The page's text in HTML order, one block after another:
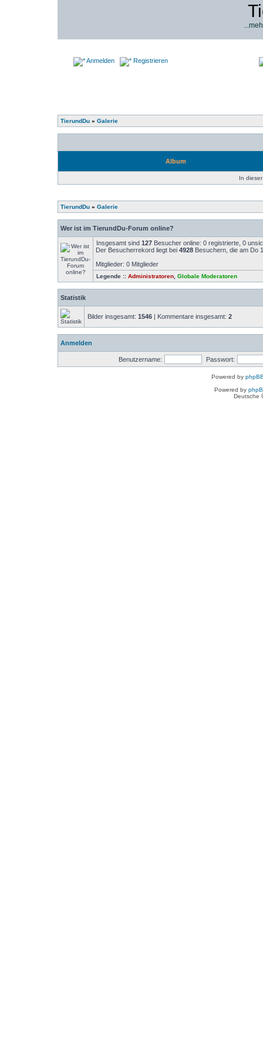
Anmelden Registrieren
TierundDu » Galerie
Album
In
TierundDu » Galerie
Wer ist im TierundDu-Forum online?
Insgesamt sind 127 Besucher online: 0 registrierte, 0
Der Besucherrekord liegt bei 4928 Besuchern, die am Do
Mitglieder: 0 Mitglieder
Legende :: Administratoren Globale Moderatoren
Statistik
Bilder insgesamt: 1546 | Kommentare insgesamt: 2
Anmelden
Benutzername: Passwort:
Powered by
Powered by
Deutsche